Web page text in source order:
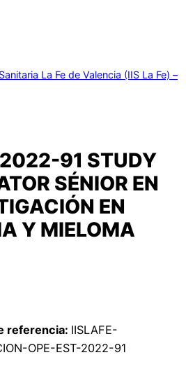
La Fe de Valencia (IIS La Fe) –
91 STUDY
SÉNIOR EN
EN
Y MIELOMA
referencia: IISLAFE-
OPE-EST-2022-91